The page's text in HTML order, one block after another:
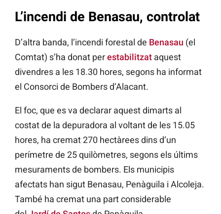
L’incendi de Benasau, controlat
D’altra banda, l’incendi forestal de Benasau (el
Comtat) s’ha donat perestabilitzat aquest
divendres a les 18.30 hores, segons ha informat
el Consorci de Bombers d’Alacant.
El foc, que es va declarar aquest dimarts al
costat de la depuradora al voltant de les 15.05
hores, ha cremat 270 hectàrees dins d’un
perímetre de 25 quilòmetres, segons els últims
mesuraments de bombers. Els municipis
afectats han sigut Benasau, Penàguila i Alcoleja.
També ha cremat una part considerable